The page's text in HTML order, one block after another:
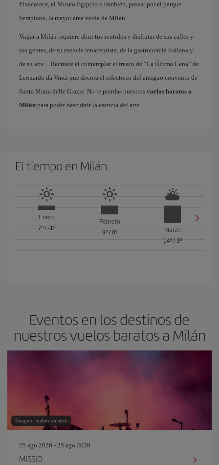
Pinacoteca, el Museo Egipcio o también, pasear por el parque
Sempione, la mayor área verde de Milán.
Viajar a Milán requiere abrir tus sentidos y disfrutar de sus calles y
sus gentes, de su esencia renacentista, de la gastronomía italiana y
de su arte…Recréate al contemplar el fresco de “La Última Cena” de
Leonardo da Vinci que decora el refectorio del antiguo convento de
Santa Maria delle Grazie. No te pierdas nuestros vuelos baratos a
Milán para poder descubrir la esencia del arte.
El tiempo en Milán
Enero
7º/ -1º
Febrero
9º/ 0º
Marzo
14º/ 3º
Eventos en los destinos de
nuestros vuelos baratos a Milán
Imagen: maltez solstice
25 ago 2026 - 25 ago 2026
MISSIO